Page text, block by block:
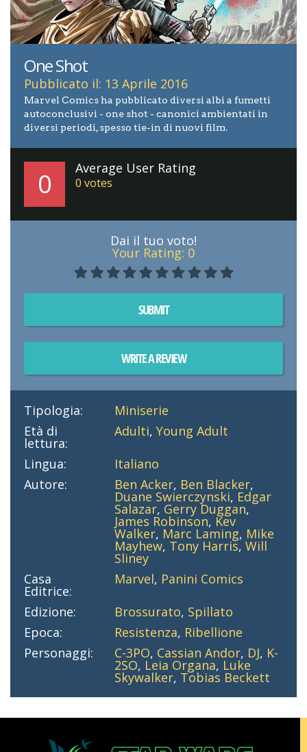
One Shot
Pubblicato il: 13 Aprile 2016
Marvel Comics ha pubblicato diversi albi a fumetti
autoconclusivi - one shot - canonici ambientati in
diversi periodi, spesso tie-in di nuovi film.
0 Average User Rating
0 votes
Dai il tuo voto!
Your Rating: 0
SUBMIT
WRITE A REVIEW
Tipologia:
Miniserie
Età di
lettura:
Adulti,Young Adult
Lingua:
Italiano
Autore:
Ben Acker, Ben Blacker,
Duane Swierczynski, Edgar
Salazar, Gerry Duggan,
James Robinson, Kev
Walker, Marc Laming, Mike
Mayhew, Tony Harris,Will
Sliney
Casa
Editrice:
Marvel, Panini Comics
Edizione:
Brossurato, Spillato
Epoca:
Resistenza, Ribellione
Personaggi:
C-3PO, Cassian Andor, DJ, K-
2SO, Leia Organa, Luke
Skywalker, Tobias Beckett